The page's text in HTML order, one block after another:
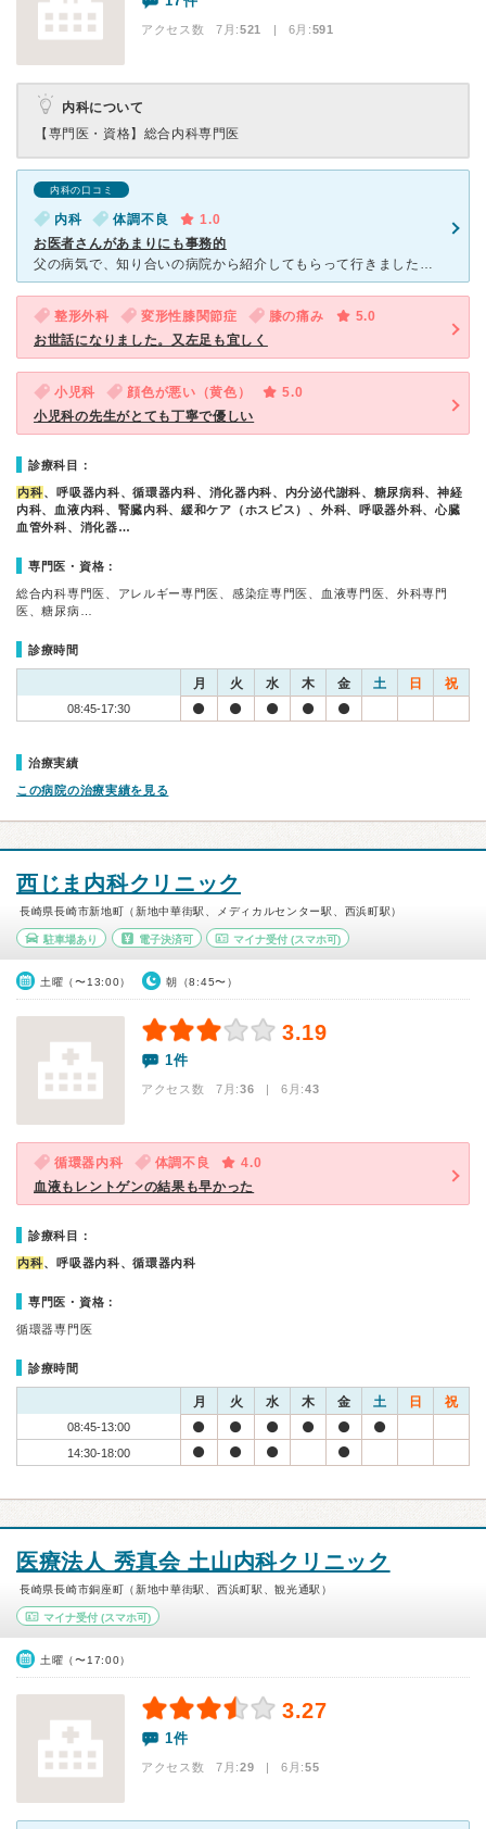
アクセス数 7月:521 | 6月:591
内科について
【専門医・資格】 総合内科専門医
内科の口コミ
内科 体調不良
1.0
お医者さんがあまりにも事務的
父の病気で、知り合いの病院から紹介してもらって行きました。 内科へ行ったのですが、まず外来が患者はすし詰め状態で座ることもままならず、長時間待たされ、やっと診察室に入ったら、お医者さんはぶっきらぼう
整形外科 変形性膝関節症 膝の痛み
5.0
お世話になりました。又左足も宜しく
小児科 顔色が悪い（黄色）
5.0
小児科の先生がとても丁寧で優しい
診療科目：
内科、呼吸器内科、循環器内科、消化器内科、内分泌代謝科、糖尿病科、神経
内科、血液内科、腎臓内科、緩和ケア（ホスピス）、外科、呼吸器外科、心臓
血管外科、消化器…
専門医・資格：
総合内科専門医、アレルギー専門医、感染症専門医、血液専門医、外科専門
医、糖尿病…
診療時間
月 火 水 木 金 土 日 祝
08:45-17:30
治療実績
この病院の治療実績を見る
西じま内科クリニック
長崎県長崎市新地町（新地中華街駅、メディカルセンター駅、西浜町駅）
駐車場あり 電子決済可 マイナ受付 (スマホ可)
土曜（〜13:00） 朝（8:45〜）
3.19
1件
アクセス数 7月:36 | 6月:43
循環器内科 体調不良
4.0
血液もレントゲンの結果も早かった
診療科目：
内科、呼吸器内科、循環器内科
専門医・資格：
循環器専門医
診療時間
月 火 水 木 金 土 日 祝
08:45-13:00
14:30-18:00
医療法人 秀真会 土山内科クリニック
長崎県長崎市銅座町（新地中華街駅、西浜町駅、観光通駅）
マイナ受付 (スマホ可)
土曜（〜17:00）
3.27
1件
アクセス数 7月:29 | 6月:55